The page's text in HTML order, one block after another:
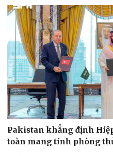
Pakistan khẳng định
toàn mang tính phòng